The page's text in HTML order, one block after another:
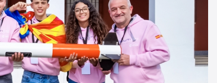
Pergole Bioclimatiche
Uffici